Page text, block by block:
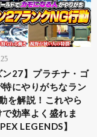
ン27】プラチナ・ゴ
特にやりがちなラン
を解説！これやら
効率よく盛れま
LEGENDS】